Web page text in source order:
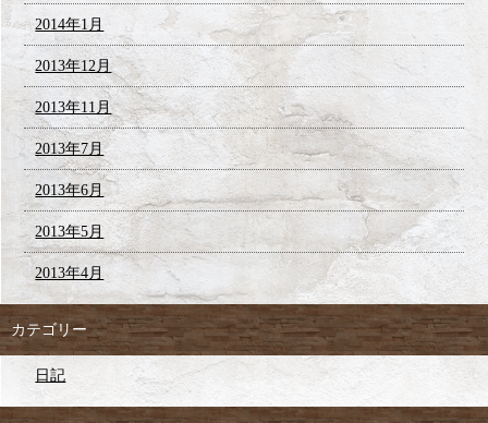
2014年1月
2013年12月
2013年11月
2013年7月
2013年6月
2013年5月
2013年4月
カテゴリー
日記